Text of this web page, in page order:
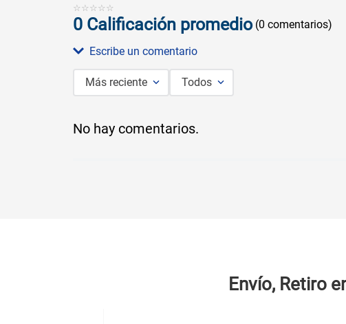
☆ ☆ ☆ ☆ ☆
0 Calificación promedio (0 comentarios)
Escribe un comentario
Título
Más reciente Todos
No hay comentarios.
Envío, Retiro